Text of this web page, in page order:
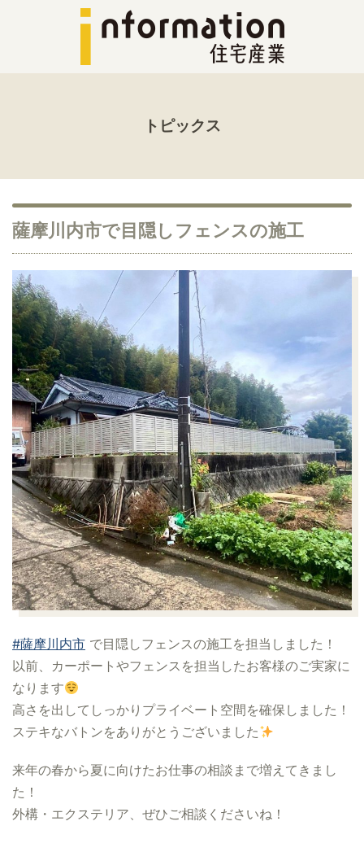
トピックス
薩摩川内市で目隠しフェンスの施工
#薩摩川内市 で目隠しフェンスの施工を担当しました！
以前、カーポートやフェンスを担当したお客様のご実家に
なります
高さを出してしっかりプライベート空間を確保しました！
ステキなバトンをありがとうございました
来年の春から夏に向けたお仕事の相談まで増えてきまし
た！
外構・エクステリア、ぜひご相談くださいね！